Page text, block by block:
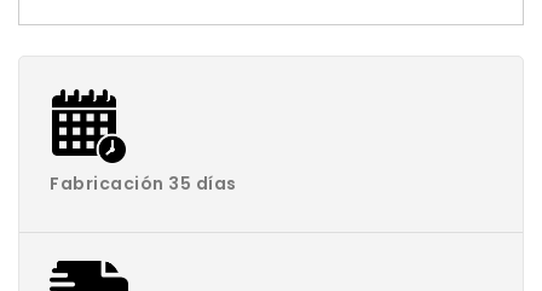
Fabricación 35 días